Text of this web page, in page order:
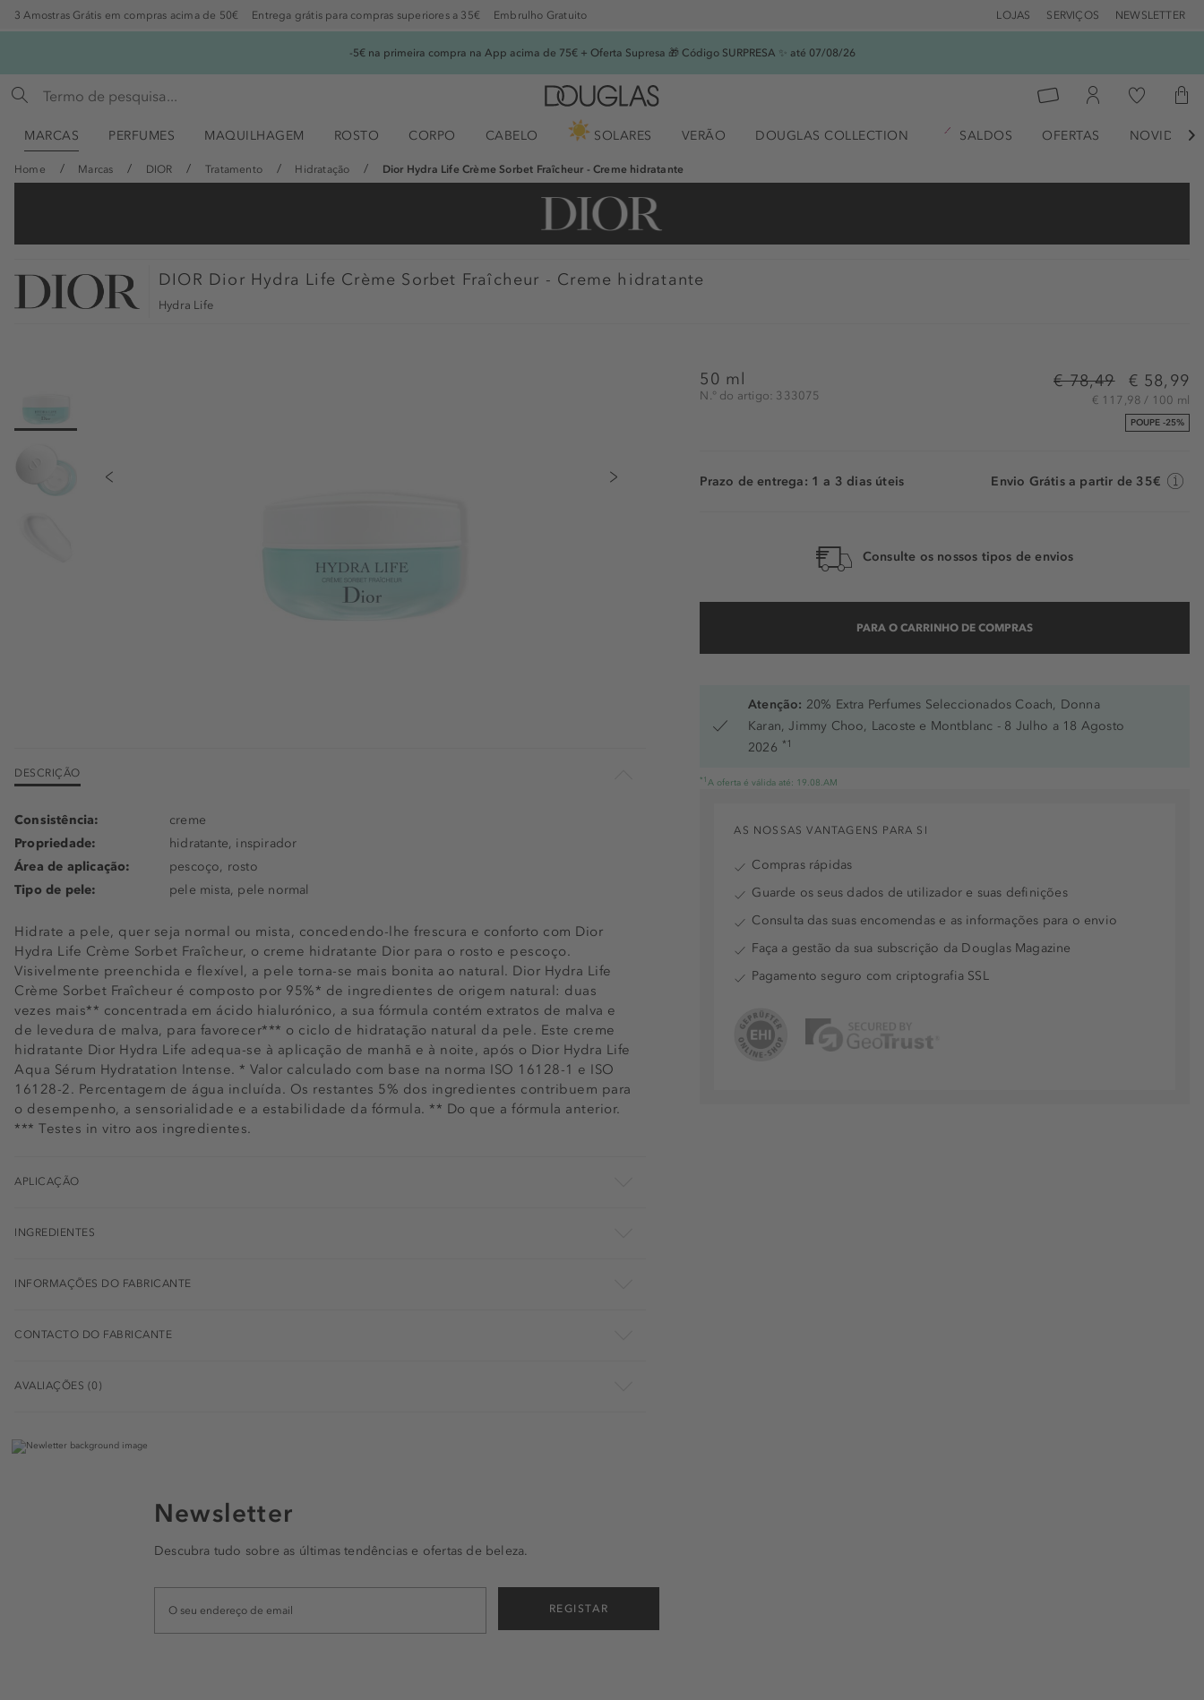
3 Amostras Grátis em compras acima de 50€ Entrega grátis para compras superiores a 35€ Embrulho Gratuito LOJAS SERVIÇOS NEWSLETTER
-5€ na primeira compra na App acima de 75€ + Oferta Supresa 🎁 Código SURPRESA ✨ até 07/08/26
MARCAS PERFUMES MAQUILHAGEM ROSTO CORPO CABELO SOLARES VERÃO DOUGLAS COLLECTION SALDOS OFERTAS 
Home Marcas DIOR Tratamento Hidratação Dior Hydra Life Crème Sorbet Fraîcheur - Creme hidratante
DIOR Dior Hydra Life Crème Sorbet Fraîcheur - Creme hidratante
Hydra Life
50 ml
N.° do artigo: 333075
€ 78,49 € 58,99
€ 117,98 / 100 ml
POUPE -25%
Prazo de entrega: 1 a 3 dias úteis Envio Grátis a partir de 35€
Consulte os nossos tipos de envios
PARA O CARRINHO DE COMPRAS
Atenção: 20% Extra Perfumes Seleccionados Coach, Donna
Karan, Jimmy Choo, Lacoste e Montblanc - 8 Julho a 18 Agosto
2026 *1
*1 A oferta é válida até: 19.08.AM
DESCRIÇÃO
Hidrate a pele, quer seja normal ou mista, concedendo-lhe frescura e conforto com Dior
Hydra Life Crème Sorbet Fraîcheur, o creme hidratante Dior para o rosto e pescoço.
Visivelmente preenchida e flexível, a pele torna-se mais bonita ao natural. Dior Hydra Life
Crème Sorbet Fraîcheur é composto por 95%* de ingredientes de origem natural: duas
vezes mais** concentrada em ácido hialurónico, a sua fórmula contém extratos de malva e
de levedura de malva, para favorecer*** o ciclo de hidratação natural da pele. Este creme
hidratante Dior Hydra Life adequa-se à aplicação de manhã e à noite, após o Dior Hydra Life
Aqua Sérum Hydratation Intense. * Valor calculado com base na norma ISO 16128-1 e ISO
16128-2. Percentagem de água incluída. Os restantes 5% dos ingredientes contribuem para
o desempenho, a sensorialidade e a estabilidade da fórmula. ** Do que a fórmula anterior.
*** Testes in vitro aos ingredientes.
Consistência:
creme
Propriedade:
hidratante, inspirador
Área de aplicação:
pescoço, rosto
Tipo de pele:
pele mista, pele normal
APLICAÇÃO
INGREDIENTES
INFORMAÇÕES DO FABRICANTE
CONTACTO DO FABRICANTE
AVALIAÇÕES (0)
AS NOSSAS VANTAGENS PARA SI
Compras rápidas
Guarde os seus dados de utilizador e suas definições
Consulta das suas encomendas e as informações para o envio
Faça a gestão da sua subscrição da Douglas Magazine
Pagamento seguro com criptografia SSL
Newsletter
Descubra tudo sobre as últimas tendências e ofertas de beleza.
REGISTAR